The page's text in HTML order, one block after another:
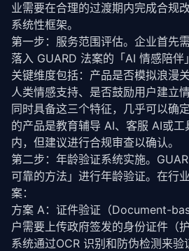
业需要在合理的过渡期内完成合规
系统性框架。
第一步：服务范围评估。企业首先
落入 GUARD 法案的「AI 情感陪伴
关键维度包括：产品是否模拟浪漫
人类情感支持、是否鼓励用户建立
同时具备这三个特征，几乎可以确
的产品是教育辅导 AI、客服 AI或
内，但建议进行合规审查以确认。
第二步：年龄验证系统实施。
可靠的方法」进行年龄验证。在行
案：
方案 A：证件验证（Document-
户需要上传政府签发的身份证件（
系统通过OCR 识别和防伪检测来